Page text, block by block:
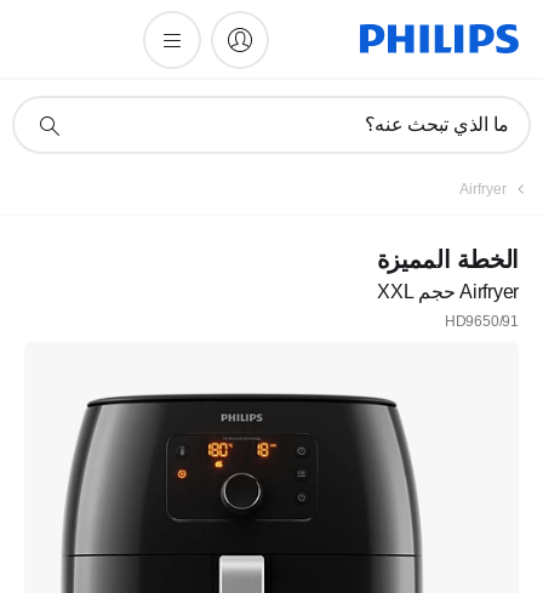
دعم
ما الذي تبحث عنه؟
Airfryer
الخطة المميزة
Airfryer حجم XXL
HD9650/91